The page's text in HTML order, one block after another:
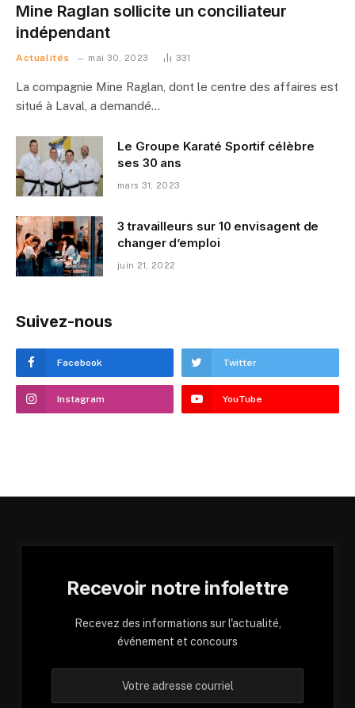
Mine Raglan sollicite un conciliateur
indépendant
Actualités mai 30, 2023 331
La compagnie Mine Raglan, dont le centre des affaires est
situé à Laval, a demandé…
Le Groupe Karaté Sportif célèbre
ses 30 ans
mars 31, 2023
3 travailleurs sur 10 envisagent de
changer d’emploi
juin 21, 2022
Suivez-nous
Facebook Twitter
Instagram YouTube
Recevoir notre infolettre
Recevez des informations sur l'actualité,
événement et concours